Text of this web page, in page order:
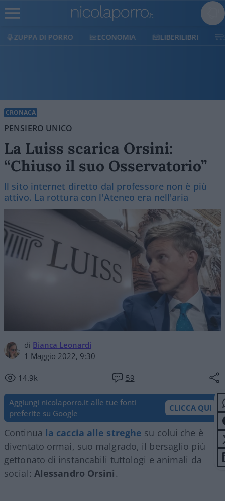
ECONOMIA LIBERILIBRI SHOP SOSTIENICI
CRONACA
PENSIERO UNICO
La Luiss scarica Orsini:
“Chiuso il suo Osservatorio”
Il sito internet diretto dal professore non è più
attivo. La rottura con l'Ateneo era nell'aria
di Bianca Leonardi
1 Maggio 2022, 9:30
14.9k 59
Aggiungi nicolaporro.it alle tue fonti
preferite su Google
CLICCA QUI
Continua la caccia alle streghe su colui che è
diventato ormai, suo malgrado, il bersaglio più
gettonato di instancabili tuttologi e animali da
social: Alessandro Orsini.